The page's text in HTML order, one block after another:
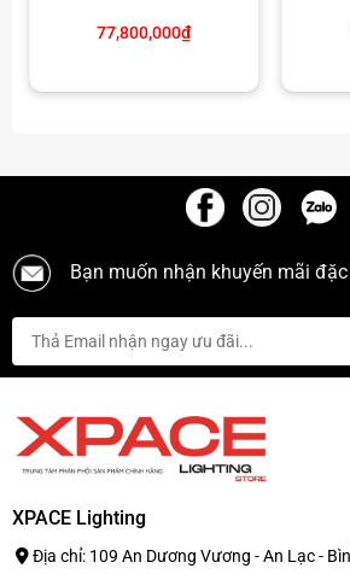
Xem thêm Mixer – Vang – Đẩy –
Page :
77,800,000₫
Bạn muốn nhận khuyến mãi
XPACE Lighting
Địa chỉ: 109 An Dương Vương - An Lạc -